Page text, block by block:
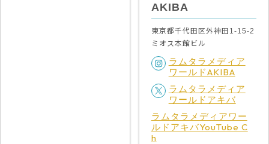
AKIBA
東京都千代田区外神田1-15-2
ミオス本館ビル
ラムタラメディア
ワールドAKIBA
ラムタラメディア
ワールドアキバ
ラムタラメディアワー
ルドアキバYouTube C
h